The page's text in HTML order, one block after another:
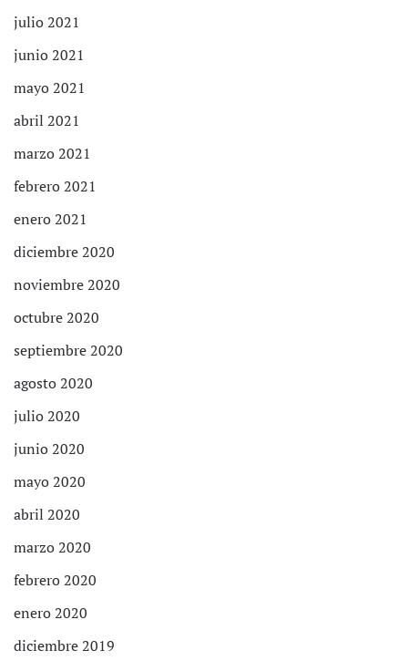
julio 2021
junio 2021
mayo 2021
abril 2021
marzo 2021
febrero 2021
enero 2021
diciembre 2020
noviembre 2020
octubre 2020
septiembre 2020
agosto 2020
julio 2020
junio 2020
mayo 2020
abril 2020
marzo 2020
febrero 2020
enero 2020
diciembre 2019